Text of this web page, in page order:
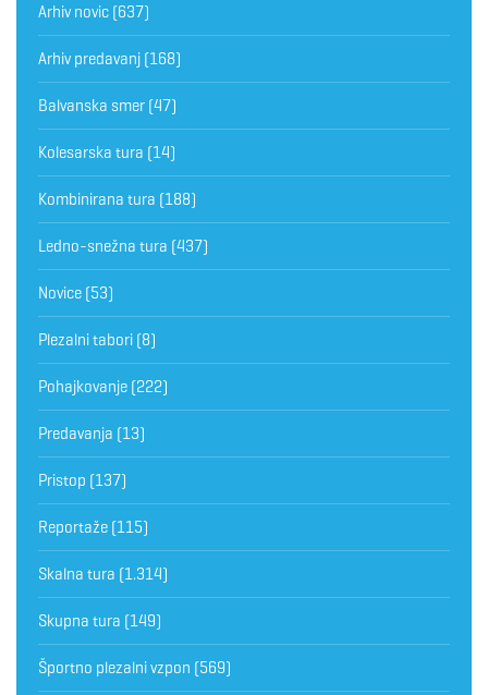
Arhiv novic (637)
Arhiv predavanj (168)
Balvanska smer (47)
Kolesarska tura (14)
Kombinirana tura (188)
Ledno-snežna tura (437)
Novice (53)
Plezalni tabori (8)
Pohajkovanje (222)
Predavanja (13)
Pristop (137)
Reportaže (115)
Skalna tura (1.314)
Skupna tura (149)
Športno plezalni vzpon (569)